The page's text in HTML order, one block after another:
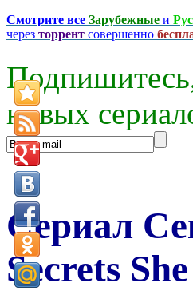
Смотрите все Зарубежные и
через торрент совершенно
новых
Сериал
Secrets